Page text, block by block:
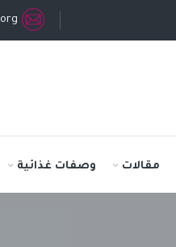
مقالات وصفات غذائية